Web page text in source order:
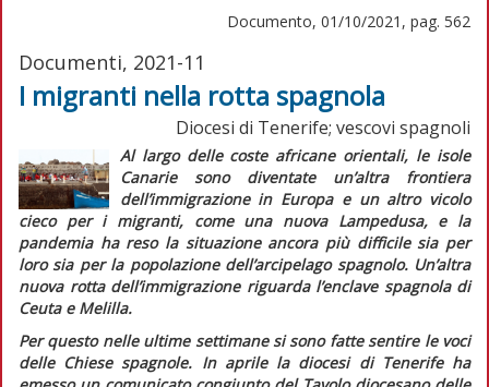
Documento, 01/10/2021, pag. 562
Documenti, 2021-11
I migranti nella rotta spagnola
Diocesi di Tenerife; vescovi spagnoli
Al largo delle coste africane orientali, le isole
Canarie sono diventate un’altra frontiera
dell’immigrazione in Europa e un altro vicolo
cieco per i migranti, come una nuova Lampedusa, e la
pandemia ha reso la situazione ancora più difficile sia per
loro sia per la popolazione dell’arcipelago spagnolo. Un’altra
nuova rotta dell’immigrazione riguarda l’enclavespagnola di
Ceuta e Melilla.
Per questo nelle ultime settimane si sono fatte sentire le voci
delle Chiese spagnole. In aprile la diocesi di Tenerife ha